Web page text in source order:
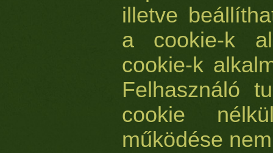
illetve
a cookie-k
cookie-k
Felhasználó
cookie
működése